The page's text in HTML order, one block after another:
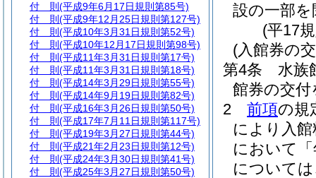
設の一部
(平17
(入館券の
第4条
水族
館券の交
2
前項の規
により入
において
について
付 則 (平成9年6月17日規則第85号)
付 則 (平成9年12月25日規則第127号)
付 則 (平成10年3月31日規則第52号)
付 則 (平成10年12月17日規則第98号)
付 則 (平成11年3月31日規則第17号)
付 則 (平成11年3月31日規則第18号)
付 則 (平成14年3月29日規則第55号)
付 則 (平成14年9月19日規則第82号)
付 則 (平成16年3月26日規則第50号)
付 則 (平成17年7月11日規則第117号)
付 則 (平成19年3月27日規則第44号)
付 則 (平成21年2月23日規則第12号)
付 則 (平成24年3月30日規則第41号)
付 則 (平成25年3月27日規則第50号)